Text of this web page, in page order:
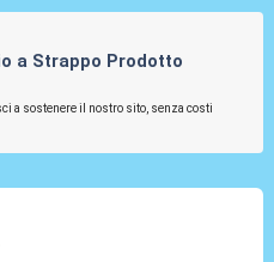
a Strappo Prodotto
a sostenere il nostro sito, senza costi